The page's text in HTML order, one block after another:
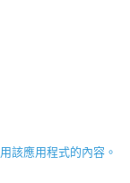
該應用程式的內容。